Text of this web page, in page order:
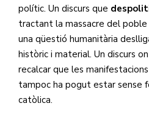
polític. Un discurs que
tractant la massacre del
una qüestió humanitària
històric i material. Un discurs
recalcar que les
tampoc ha pogut estar sense
catòlica.